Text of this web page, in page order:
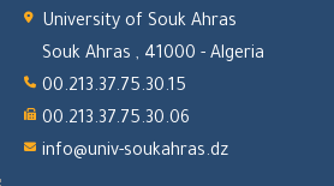
University of Souk Ahras
Souk Ahras , 41000 - Algeria
00.213.37.75.30.15
00.213.37.75.30.06
info@univ-soukahras.dz